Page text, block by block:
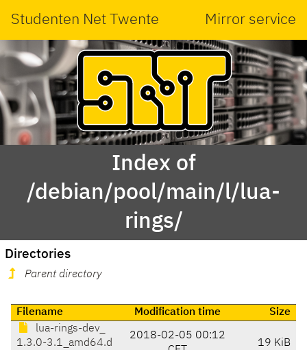
Studenten Net Twente Mirror service
Index of
/debian/pool/main/l/lua-
rings/
Directories
Parent directory
Filename Modification time
Size
lua-rings-dev_
1.3.0-3.1_amd64.d
2018-02-05 00:12
19 KiB